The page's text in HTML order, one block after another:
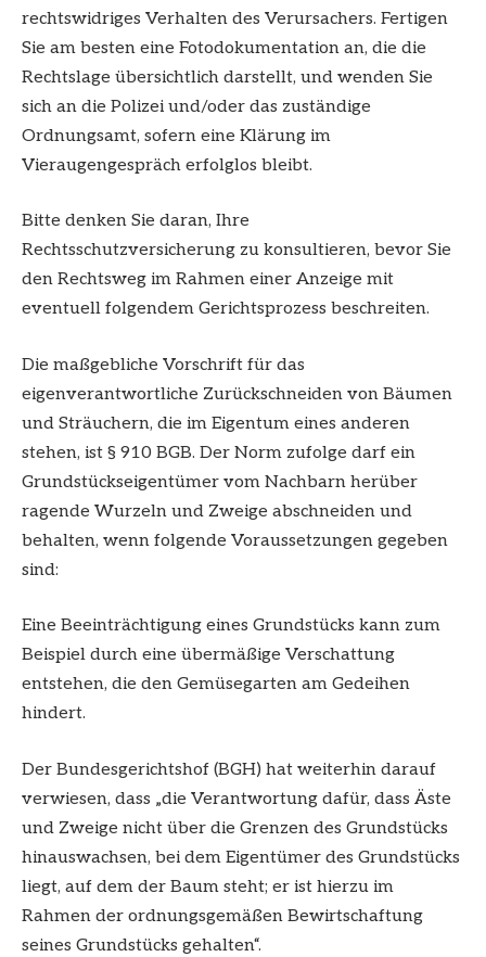
rechtswidriges Verhalten des Verursachers. Fertigen
Sie am besten eine Fotodokumentation an, die die
Rechtslage übersichtlich darstellt, und wenden Sie
sich an die Polizei und/oder das zuständige
Ordnungsamt, sofern eine Klärung im
Vieraugengespräch erfolglos bleibt.
Bitte denken Sie daran, Ihre
Rechtsschutzversicherung zu konsultieren, bevor Sie
den Rechtsweg im Rahmen einer Anzeige mit
eventuell folgendem Gerichtsprozess beschreiten.
Die maßgebliche Vorschrift für das
eigenverantwortliche Zurückschneiden von Bäumen
und Sträuchern, die im Eigentum eines anderen
stehen, ist § 910 BGB. Der Norm zufolge darf ein
Grundstückseigentümer vom Nachbarn herüber
ragende Wurzeln und Zweige abschneiden und
behalten, wenn folgende Voraussetzungen gegeben
sind:
Eine Beeinträchtigung eines Grundstücks kann zum
Beispiel durch eine übermäßige Verschattung
entstehen, die den Gemüsegarten am Gedeihen
hindert.
Der Bundesgerichtshof (BGH) hat weiterhin darauf
verwiesen, dass „die Verantwortung dafür, dass Äste
und Zweige nicht über die Grenzen des Grundstücks
hinauswachsen, bei dem Eigentümer des Grundstücks
liegt, auf dem der Baum steht; er ist hierzu im
Rahmen der ordnungsgemäßen Bewirtschaftung
seines Grundstücks gehalten“.